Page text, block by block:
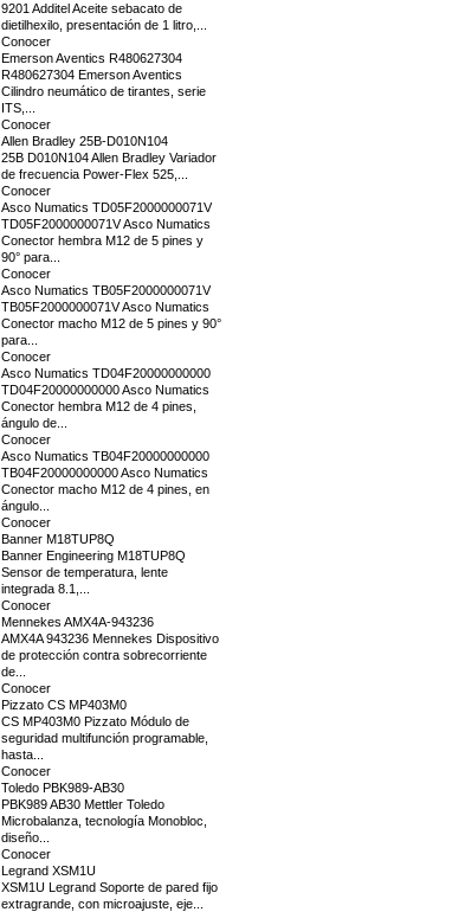
9201 Additel Aceite sebacato de
dietilhexilo, presentación de 1 litro,...
Conocer
Emerson Aventics R480627304
R480627304 Emerson Aventics
Cilindro neumático de tirantes, serie
ITS,...
Conocer
Allen Bradley 25B-D010N104
25B D010N104 Allen Bradley Variador
de frecuencia Power-Flex 525,...
Conocer
Asco Numatics TD05F2000000071V
TD05F2000000071V Asco Numatics
Conector hembra M12 de 5 pines y
90° para...
Conocer
Asco Numatics TB05F2000000071V
TB05F2000000071V Asco Numatics
Conector macho M12 de 5 pines y 90°
para...
Conocer
Asco Numatics TD04F20000000000
TD04F20000000000 Asco Numatics
Conector hembra M12 de 4 pines,
ángulo de...
Conocer
Asco Numatics TB04F20000000000
TB04F20000000000 Asco Numatics
Conector macho M12 de 4 pines, en
ángulo...
Conocer
Banner M18TUP8Q
Banner Engineering M18TUP8Q
Sensor de temperatura, lente
integrada 8.1,...
Conocer
Mennekes AMX4A-943236
AMX4A 943236 Mennekes Dispositivo
de protección contra sobrecorriente
de...
Conocer
Pizzato CS MP403M0
CS MP403M0 Pizzato Módulo de
seguridad multifunción programable,
hasta...
Conocer
Toledo PBK989-AB30
PBK989 AB30 Mettler Toledo
Microbalanza, tecnología Monobloc,
diseño...
Conocer
Legrand XSM1U
XSM1U Legrand Soporte de pared fijo
extragrande, con microajuste, eje...